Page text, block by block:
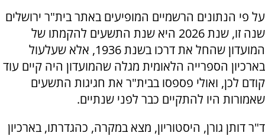
על פי הנתונים הרשמיים המופיעים באתר בית"ר ירושלים
שנה זו, שנת 2026 היא שנת התשעים להקמתו של
המועדון שהחל את דרכו בשנת 1936, אלא שעלעול
בארכיון הספרייה הלאומית מגלה שהמועדון היה קיים עוד
קודם לכן, ואולי פספסו בבית"ר את חגיגות התשעים
שאמורות היו להתקיים כבר לפני שנתיים.
ד"ר דותן גורן, היסטוריון, מצא במקרה, כהגדרתו, בארכיון